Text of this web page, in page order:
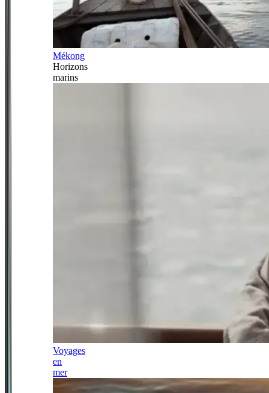
Mékong
Horizons
marins
Voyages
en
mer